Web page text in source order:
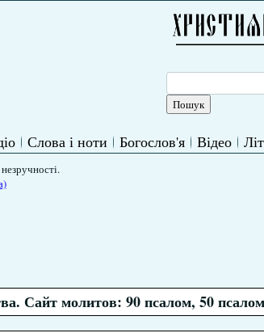
Слова і ноти Богослов'я Відео
Сайт молитов: 90 псалом, 50